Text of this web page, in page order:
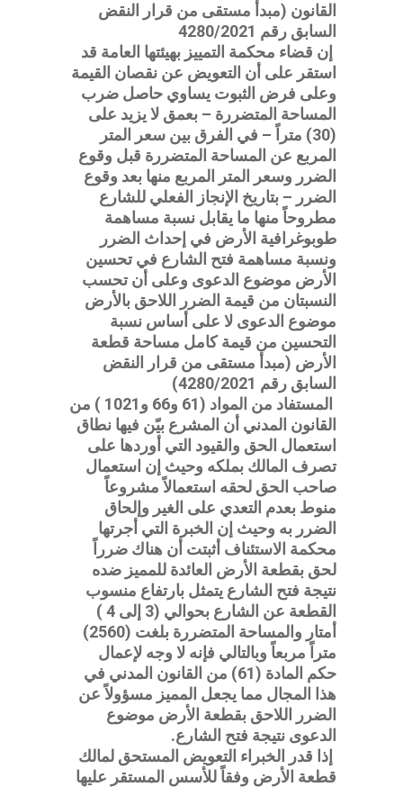
القانون (مبدأ مستقى من قرار النقض
السابق رقم 4280/2021
إن قضاء محكمة التمييز بهيئتها العامة قد
استقر على أن التعويض عن نقصان القيمة
وعلى فرض الثبوت يساوي حاصل ضرب
المساحة المتضررة – بعمق لا يزيد على
(30) متراً – في الفرق بين سعر المتر
المربع عن المساحة المتضررة قبل وقوع
الضرر وسعر المتر المربع منها بعد وقوع
الضرر – بتاريخ الإنجاز الفعلي للشارع
مطروحاً منها ما يقابل نسبة مساهمة
طوبوغرافية الأرض في إحداث الضرر
ونسبة مساهمة فتح الشارع في تحسين
الأرض موضوع الدعوى وعلى أن تحسب
النسبتان من قيمة الضرر اللاحق بالأرض
موضوع الدعوى لا على أساس نسبة
التحسين من قيمة كامل مساحة قطعة
الأرض (مبدأ مستقى من قرار النقض
السابق رقم 4280/2021)
المستفاد من المواد (61 و66 و1021 ) من
القانون المدني أن المشرع بيّن فيها نطاق
استعمال الحق والقيود التي أوردها على
تصرف المالك بملكه وحيث إن استعمال
صاحب الحق لحقه استعمالاً مشروعاً
منوط بعدم التعدي على الغير وإلحاق
الضرر به وحيث إن الخبرة التي أجرتها
محكمة الاستئناف أثبتت أن هناك ضرراً
لحق بقطعة الأرض العائدة للمميز ضده
نتيجة فتح الشارع يتمثل بارتفاع منسوب
القطعة عن الشارع بحوالي (3 إلى 4 )
أمتار والمساحة المتضررة بلغت (2560)
متراً مربعاً وبالتالي فإنه لا وجه لإعمال
حكم المادة (61) من القانون المدني في
هذا المجال مما يجعل المميز مسؤولاً عن
الضرر اللاحق بقطعة الأرض موضوع
الدعوى نتيجة فتح الشارع.
إذا قدر الخبراء التعويض المستحق لمالك
قطعة الأرض وفقاً للأسس المستقر عليها